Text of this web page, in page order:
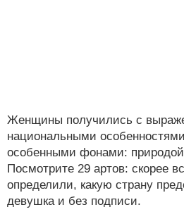
Женщины получились с
национальными
особенными фонами:
Посмотрите 29 артов: скорее
определили, какую страну
девушка и без подписи.